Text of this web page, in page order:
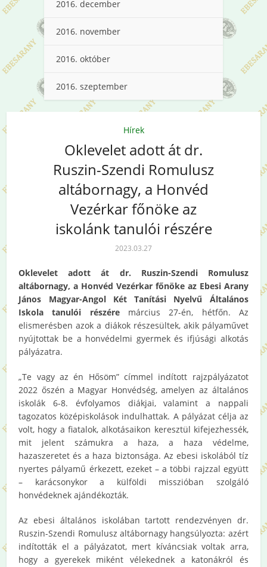
2016. december
2016. november
2016. október
2016. szeptember
Hírek
Oklevelet adott át dr.
Ruszin-Szendi Romulusz
altábornagy, a Honvéd
Vezérkar főnöke az
iskolánk tanulói részére
2023.03.27
Oklevelet adott át dr. Ruszin-Szendi Romulusz
altábornagy, a Honvéd Vezérkar főnöke az Ebesi Arany
János Magyar-Angol Két Tanítási Nyelvű Általános
Iskola tanulói részéremárcius 27-én, hétfőn. Az
elismerésben azok a diákok részesültek, akik pályaművet
nyújtottak be a honvédelmi gyermek és ifjúsági alkotás
pályázatra.
„Te vagy az én Hősöm” címmel indított rajzpályázatot
2022 őszén a Magyar Honvédség, amelyen az általános
iskolák 6-8. évfolyamos diákjai, valamint a nappali
tagozatos középiskolások indulhattak. A pályázat célja az
volt, hogy a fiatalok, alkotásaikon keresztül kifejezhessék,
mit jelent számukra a haza, a haza védelme,
hazaszeretet és a haza biztonsága. Az ebesi iskolából tíz
nyertes pályamű érkezett, ezeket – a többi rajzzal együtt
– karácsonykor a külföldi misszióban szolgáló
honvédeknek ajándékozták.
Az ebesi általános iskolában tartott rendezvényen dr.
Ruszin-Szendi Romulusz altábornagy hangsúlyozta: azért
indították el a pályázatot, mert kíváncsiak voltak arra,
hogy a gyerekek miként vélekednek a katonákról és